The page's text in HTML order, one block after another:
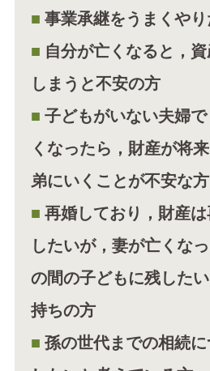
事業承継をうまくや
自分が亡くなると，
しまうと不安の方
子どもがいない夫婦
くなったら，財産が将
弟にいくことが不安な方
再婚しており，財産
したいが，妻が亡くな
の間の子どもに残した
持ちの方
孫の世代までの相続